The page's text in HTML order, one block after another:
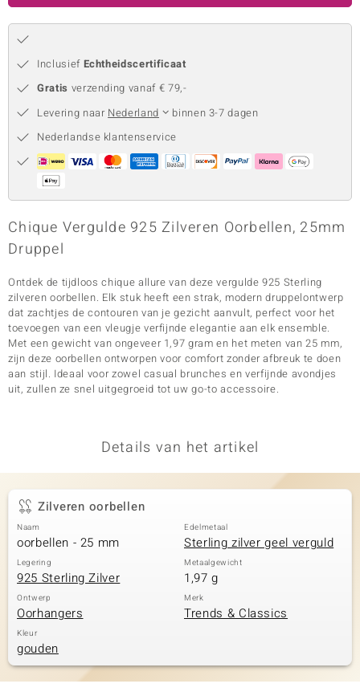
Inclusief Echtheidscertificaat
Gratis verzending vanaf € 79,-
Levering naar Nederland
binnen 3-7 dagen
Nederlandse klantenservice
Chique Vergulde 925 Zilveren Oorbellen, 25mm
Druppel
Ontdek de tijdloos chique allure van deze vergulde 925 Sterling
zilveren oorbellen. Elk stuk heeft een strak, modern druppelontwerp
dat zachtjes de contouren van je gezicht aanvult, perfect voor het
toevoegen van een vleugje verfijnde elegantie aan elk ensemble.
Met een gewicht van ongeveer 1,97 gram en het meten van 25 mm,
zijn deze oorbellen ontworpen voor comfort zonder afbreuk te doen
aan stijl. Ideaal voor zowel casual brunches en verfijnde avondjes
uit, zullen ze snel uitgegroeid tot uw go-to accessoire.
Details van het artikel
Zilveren oorbellen
Naam
oorbellen - 25 mm
Edelmetaal
Sterling zilver geel verguld
Legering
925 Sterling Zilver
Metaalgewicht
1,97 g
Ontwerp
Oorhangers
Merk
Trends & Classics
Kleur
gouden